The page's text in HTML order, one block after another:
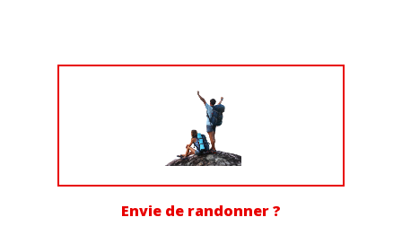
Envie de randonner ?